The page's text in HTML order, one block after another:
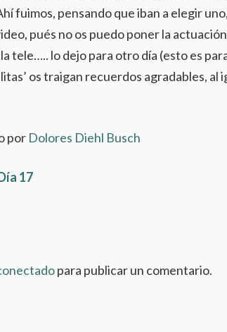
fuimos, pensando que iban a elegir
pués no os puedo poner la
tele….. lo dejo para otro día (esto es
os traigan recuerdos agradables, al
por Dolores Diehl Busch
17
para publicar un comentario.